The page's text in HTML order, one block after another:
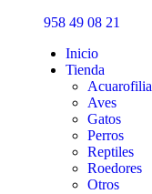
958 49 08 21
Inicio
Tienda
Acuarofilia
Aves
Gatos
Perros
Reptiles
Roedores
Otros
Inicio